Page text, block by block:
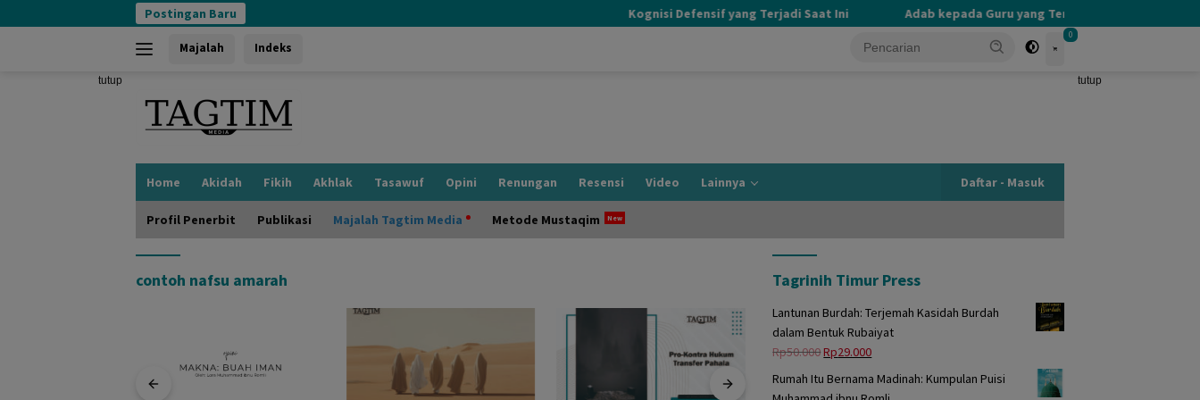
ke
Postingan Baru Kognisi Defensif yang Terjadi Saat Ini Adab kepada Guru yang Terlupakan
Majalah Indeks
0
tutup tutup
Home Akidah Fikih Akhlak Tasawuf Opini Renungan Resensi Video Lainnya Daftar - Masuk
Profil Penerbit Publikasi Majalah Tagtim Media Metode Mustaqim
contoh nafsu amarah Tagrinih Timur Press
Lantunan Burdah: Terjemah Kasidah Burdah
dalam Bentuk Rubaiyat
Rp50.000Harga
adalah:
Rp29.000Harga
Rumah Itu Bernama Madinah: Kumpulan Puisi